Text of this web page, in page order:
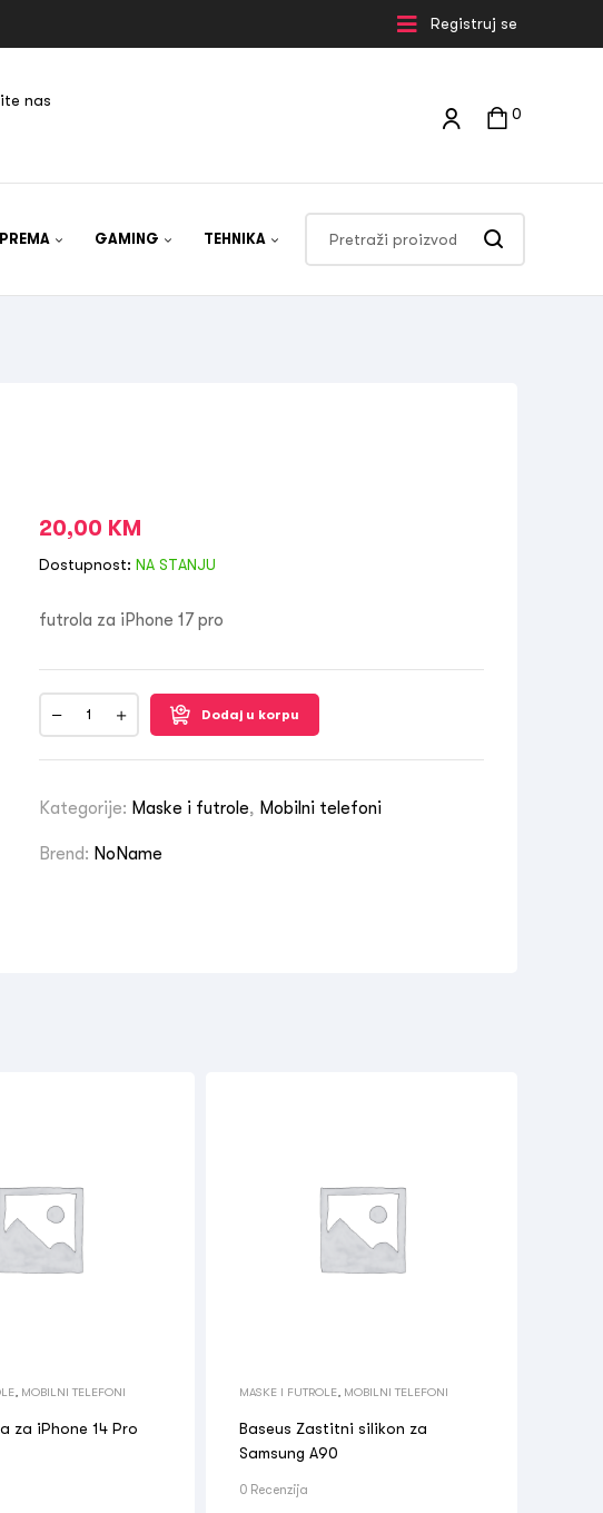
Registruj se
nas
0
GAMING TEHNIKA
20,00 KM
Dostupnost: NA STANJU
futrola za iPhone 17 pro
Dodaj u korpu
Kategorije: Maske i futrole, Mobilni telefoni
Brend: NoName
, MOBILNI TELEFONI
za iPhone 14 Pro
MASKE I FUTROLE, MOBILNI TELEFONI
Baseus Zastitni silikon za
Samsung A90
0 Recenzija